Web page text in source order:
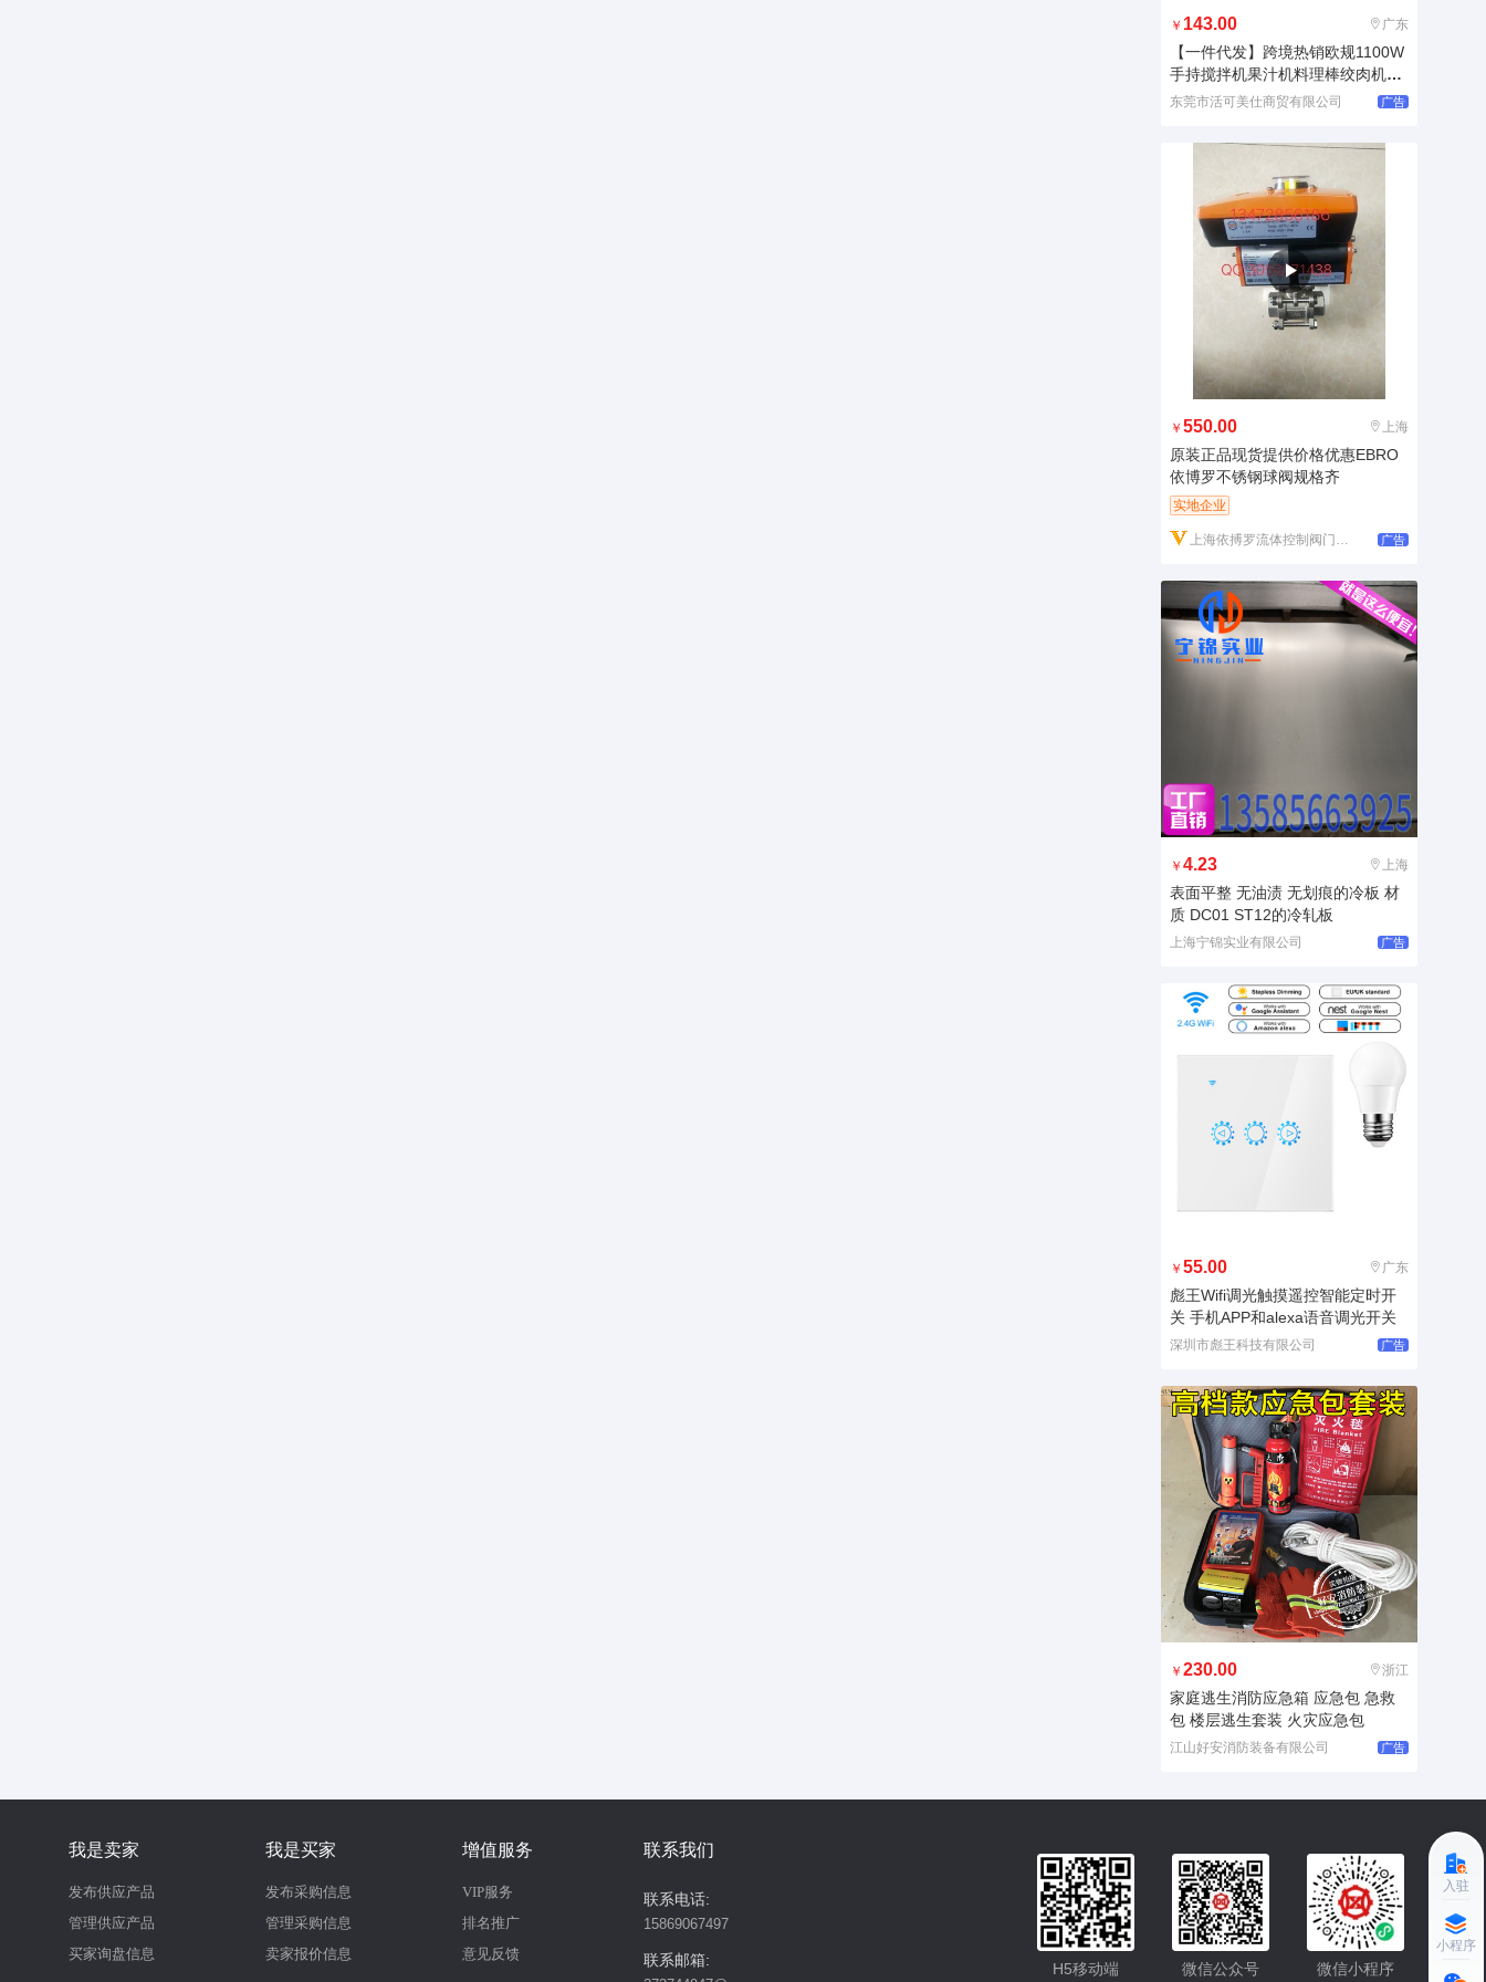
￥ 143.00 广东
【一件代发】跨境热销欧规1100W
手持搅拌机果汁机料理棒绞肉机ha
n
东莞市活可美仕商贸有限公司 广告
￥ 550.00 上海
原装正品现货提供价格优惠EBRO
依博罗不锈钢球阀规格齐
实地企业
上海依搏罗流体控制阀门有限公司 广告
￥ 4.23 上海
表面平整 无油渍 无划痕的冷板 材
质 DC01 ST12的冷轧板
上海宁锦实业有限公司 广告
￥ 55.00 广东
彪王Wifi调光触摸遥控智能定时开
关 手机APP和alexa语音调光开关
深圳市彪王科技有限公司 广告
￥ 230.00 浙江
家庭逃生消防应急箱 应急包 急救
包 楼层逃生套装 火灾应急包
江山好安消防装备有限公司 广告
我是卖家
发布供应产品
管理供应产品
买家询盘信息
我是买家
发布采购信息
管理采购信息
卖家报价信息
增值服务
VIP服务
排名推广
意见反馈
联系我们
联系电话:
15869067497
联系邮箱: 微信小程序
微信公众号
H5移动端
入驻
小程序
小程序更便捷的查找产品